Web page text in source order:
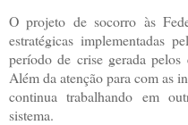
O projeto de socorro às
estratégicas implementadas
período de crise gerada
Além da atenção para com as
continua trabalhando em
sistema.